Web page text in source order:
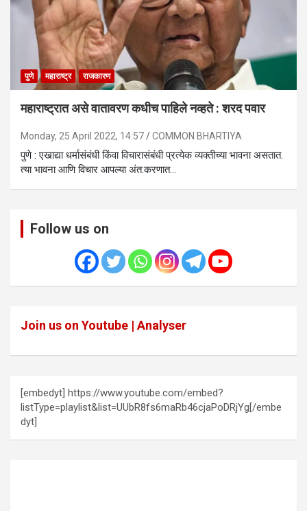
पुणे महाराष्ट्र राजकारण
महाराष्ट्रात असे वातावरण कधीच पाहिले नव्हते : शरद पवार
Monday, 25 April 2022, 14:57 COMMON BHARTIYA
पुणे : एखाद्या धर्मासंबंधी किंवा विचारासंबंधी प्रत्येक व्यक्तीच्या भावना असतात.
त्या भावना आणि विचार आपल्या अंत:करणात…
Follow us on
Join us on Youtube | Analyser
[embedyt] https://www.youtube.com/embed?
listType=playlist&list=UUbR8fs6maRb46cjaPoDRjYg[/embe
dyt]